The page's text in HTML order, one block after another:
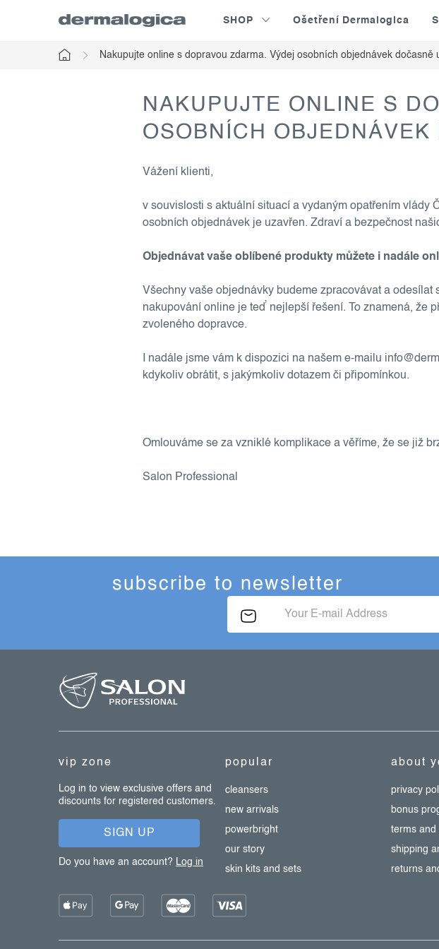
SHOP Ošetření Dermalogica
Nakupujte online s dopravou zdarma. Výdej osobních objednávek dočasně
NAKUPUJTE ONLINE S
OSOBNÍCH OBJEDNÁVEK
Vážení klienti,
v souvislosti s aktuální situací a vydaným opatřením vlády
osobních objednávek je uzavřen. Zdraví a bezpečnost
Objednávat vaše oblíbené produkty můžete i nadále
Všechny vaše objednávky budeme zpracovávat a
nakupování online je teď nejlepší řešení. To znamená, že
zvoleného dopravce.
I nadále jsme vám k dispozici na našem e-mailu
kdykoliv obrátit, s jakýmkoliv dotazem či připomínkou.
Omlouváme se za vzniklé komplikace a věříme, že se již
Salon Professional
subscribe to newsletter
vip zone
Log in to view exclusive offers and
discounts for registered customers.
SIGN UP
Do you have an account? Log in
popular
cleansers
new arrivals
powerbright
our story
skin kits and sets
about
privacy
bonus
terms and
shipping
returns